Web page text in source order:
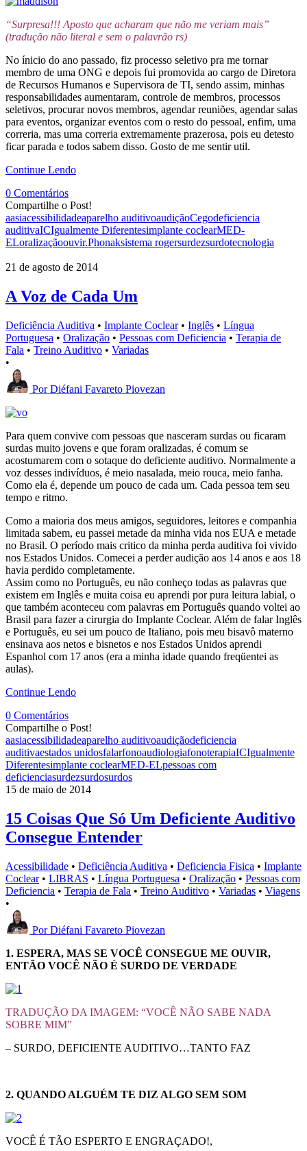
“Surpresa!!! Aposto que acharam que não me veriam mais”
(tradução não literal e sem o palavrão rs)
No ínicio do ano passado, fiz processo seletivo pra me tornar
membro de uma ONG e depois fui promovida ao cargo de Diretora
de Recursos Humanos e Supervisora de TI, sendo assim, minhas
responsabilidades aumentaram, controle de membros, processos
seletivos, procurar novos membros, agendar reuniões, agendar salas
para eventos, organizar eventos com o resto do pessoal, enfim, uma
correria, mas uma correria extremamente prazerosa, pois eu detesto
ficar parada e todos sabem disso. Gosto de me sentir util.
Continue Lendo
0 Comentários
Compartilhe o Post!
aasiacessibilidadeaparelho auditivoaudiçãoCegodeficiencia
auditivaICIgualmente Diferentesimplante coclearMED-
ELoralizaçãoouvir.Phonaksistema rogersurdezsurdotecnologia
21 de agosto de 2014
A Voz de Cada Um
Deficiência Auditiva • Implante Coclear • Inglês • Língua
Portuguesa • Oralização • Pessoas com Deficiencia • Terapia de
Fala • Treino Auditivo • Variadas
•
Por Diéfani Favareto Piovezan
Para quem convive com pessoas que nasceram surdas ou ficaram
surdas muito jovens e que foram oralizadas, é comum se
acostumarem com o sotaque do deficiente auditivo. Normalmente a
voz desses indivíduos, é meio nasalada, meio rouca, meio fanha.
Como ela é, depende um pouco de cada um. Cada pessoa tem seu
tempo e ritmo.
Como a maioria dos meus amigos, seguidores, leitores e companhia
limitada sabem, eu passei metade da minha vida nos EUA e metade
no Brasil. O período mais critico da minha perda auditiva foi vivido
nos Estados Unidos. Comecei a perder audição aos 14 anos e aos 18
havia perdido completamente.
Assim como no Português, eu não conheço todas as palavras que
existem em Inglês e muita coisa eu aprendi por pura leitura labial, o
que também aconteceu com palavras em Português quando voltei ao
Brasil para fazer a cirurgia do Implante Coclear. Além de falar Inglês
e Português, eu sei um pouco de Italiano, pois meu bisavô materno
ensinava aos netos e bisnetos e nos Estados Unidos aprendi
Espanhol com 17 anos (era a minha idade quando freqüentei as
aulas).
Continue Lendo
0 Comentários
Compartilhe o Post!
aasiacessibilidadeaparelho auditivoaudiçãodeficiencia
auditivaestados unidosfalarfonoaudiologiafonoterapiaICIgualmente
Diferentesimplante coclearMED-ELpessoas com
deficienciasurdezsurdosurdos
15 de maio de 2014
15 Coisas Que Só Um Deficiente Auditivo
Consegue Entender
Acessibilidade • Deficiência Auditiva • Deficiencia Fisica • Implante
Coclear • LIBRAS • Língua Portuguesa • Oralização • Pessoas com
Deficiencia • Terapia de Fala • Treino Auditivo • Variadas • Viagens
•
Por Diéfani Favareto Piovezan
1. ESPERA, MAS SE VOCÊ CONSEGUE ME OUVIR,
ENTÃO VOCÊ NÃO É SURDO DE VERDADE
TRADUÇÃO DA IMAGEM: “VOCÊ NÃO SABE NADA
SOBRE MIM”
– SURDO, DEFICIENTE AUDITIVO…TANTO FAZ
2. QUANDO ALGUÉM TE DIZ ALGO SEM SOM
VOCÊ É TÃO ESPERTO E ENGRAÇADO!,